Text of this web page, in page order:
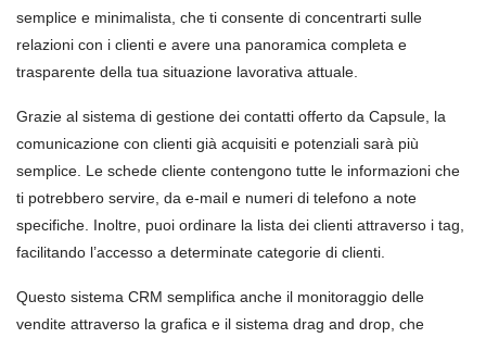
semplice e minimalista, che ti consente di concentrarti sulle
relazioni con i clienti e avere una panoramica completa e
trasparente della tua situazione lavorativa attuale.
Grazie al sistema di gestione dei contatti offerto da Capsule, la
comunicazione con clienti già acquisiti e potenziali sarà più
semplice. Le schede cliente contengono tutte le informazioni che
ti potrebbero servire, da e-mail e numeri di telefono a note
specifiche. Inoltre, puoi ordinare la lista dei clienti attraverso i tag,
facilitando l’accesso a determinate categorie di clienti.
Questo sistema CRM semplifica anche il monitoraggio delle
vendite attraverso la grafica e il sistema drag and drop, che